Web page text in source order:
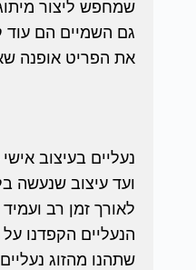
שמחפש ליצור
גם השמיים הם עוד
את הפריט אופנה
נעליים בעיצוב
ועד עיצוב שנעשה
לאורך זמן רב ועמיד
הנעליים הקפדנו
שתהנו מהזוג